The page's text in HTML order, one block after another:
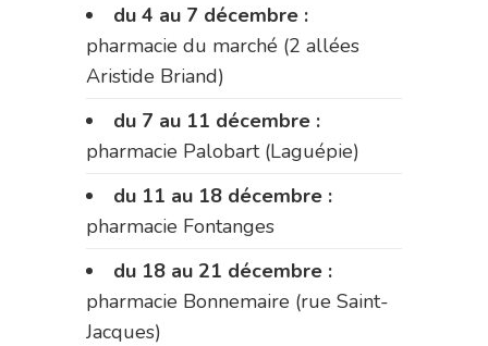
du 4 au 7 décembre :
pharmacie du marché (2 allées
Aristide Briand)
du 7 au 11 décembre :
pharmacie Palobart (Laguépie)
du 11 au 18 décembre :
pharmacie Fontanges
du 18 au 21 décembre :
pharmacie Bonnemaire (rue Saint-
Jacques)